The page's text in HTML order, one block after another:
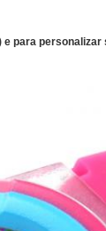
para personalizar